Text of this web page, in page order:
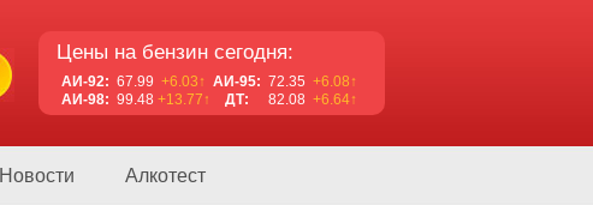
Цены на бензин сегодня:
АИ-92: 67.99 +6.03↑ АИ-95: 72.35 +6.08↑
АИ-98: 99.48 +13.77↑ ДТ: 82.08 +6.64↑
Новости Алкотест